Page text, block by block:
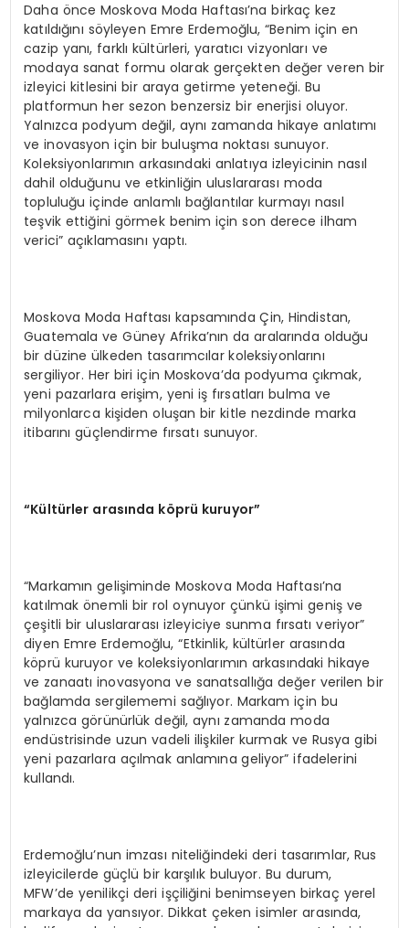
Daha önce Moskova Moda Haftası’na birkaç kez
katıldığını söyleyen Emre Erdemoğlu, “Benim için en
cazip yanı, farklı kültürleri, yaratıcı vizyonları ve
modaya sanat formu olarak gerçekten değer veren bir
izleyici kitlesini bir araya getirme yeteneği. Bu
platformun her sezon benzersiz bir enerjisi oluyor.
Yalnızca podyum değil, aynı zamanda hikaye anlatımı
ve inovasyon için bir buluşma noktası sunuyor.
Koleksiyonlarımın arkasındaki anlatıya izleyicinin nasıl
dahil olduğunu ve etkinliğin uluslararası moda
topluluğu içinde anlamlı bağlantılar kurmayı nasıl
teşvik ettiğini görmek benim için son derece ilham
verici” açıklamasını yaptı.
Moskova Moda Haftası kapsamında Çin, Hindistan,
Guatemala ve Güney Afrika’nın da aralarında olduğu
bir düzine ülkeden tasarımcılar koleksiyonlarını
sergiliyor. Her biri için Moskova’da podyuma çıkmak,
yeni pazarlara erişim, yeni iş fırsatları bulma ve
milyonlarca kişiden oluşan bir kitle nezdinde marka
itibarını güçlendirme fırsatı sunuyor.
“Kültürler arasında köprü kuruyor”
“Markamın gelişiminde Moskova Moda Haftası’na
katılmak önemli bir rol oynuyor çünkü işimi geniş ve
çeşitli bir uluslararası izleyiciye sunma fırsatı veriyor”
diyen Emre Erdemoğlu, “Etkinlik, kültürler arasında
köprü kuruyor ve koleksiyonlarımın arkasındaki hikaye
ve zanaatı inovasyona ve sanatsallığa değer verilen bir
bağlamda sergilememi sağlıyor. Markam için bu
yalnızca görünürlük değil, aynı zamanda moda
endüstrisinde uzun vadeli ilişkiler kurmak ve Rusya gibi
yeni pazarlara açılmak anlamına geliyor” ifadelerini
kullandı.
Erdemoğlu’nun imzası niteliğindeki deri tasarımlar, Rus
izleyicilerde güçlü bir karşılık buluyor. Bu durum,
MFW’de yenilikçi deri işçiliğini benimseyen birkaç yerel
markaya da yansıyor. Dikkat çeken isimler arasında,